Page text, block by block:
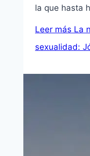
la que hasta
Leer más La
sexualidad: